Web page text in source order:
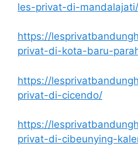
les-privat-di-mandalajati/
https://
privat-di-kota-baru-
https://
privat-di-cicendo/
https://
privat-di-cibeunying-